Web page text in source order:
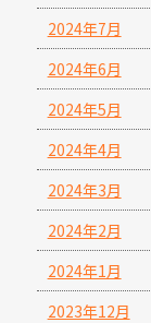
2024年7月
2024年6月
2024年5月
2024年4月
2024年3月
2024年2月
2024年1月
2023年12月